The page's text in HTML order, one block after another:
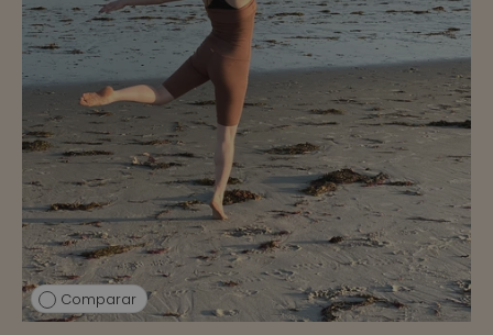
Comparar